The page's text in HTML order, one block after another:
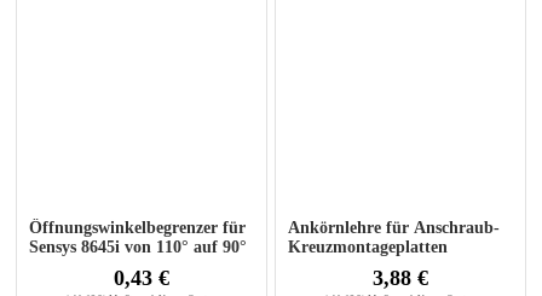
Öffnungswinkelbegrenzer für
Sensys 8645i von 110° auf 90°
0,43 €
Ankörnlehre für Anschraub-
Kreuzmontageplatten
3,88 €